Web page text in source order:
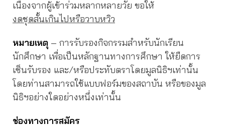
เนื่องจากผู้เข้าร่วมหลากหลายวัย ขอให้
งดชุดสั้นเกินไปหรือวาบหวิว
หมายเหตุ – การรับรองกิจกรรมสำหรับนักเรียน
นักศึกษา เพื่อเป็นหลักฐานทางการศึกษา ให้ยืดการ
เซ็นรับรอง และ/หรือประทับตราโดยมูลนิธิฯเท่านั้น
โดยท่านสามารถใช้แบบฟอร์มของสถาบัน หรือของมูล
นิธิฯอย่างใดอย่างหนึ่งเท่านั้น
ช่องทางการสมัคร